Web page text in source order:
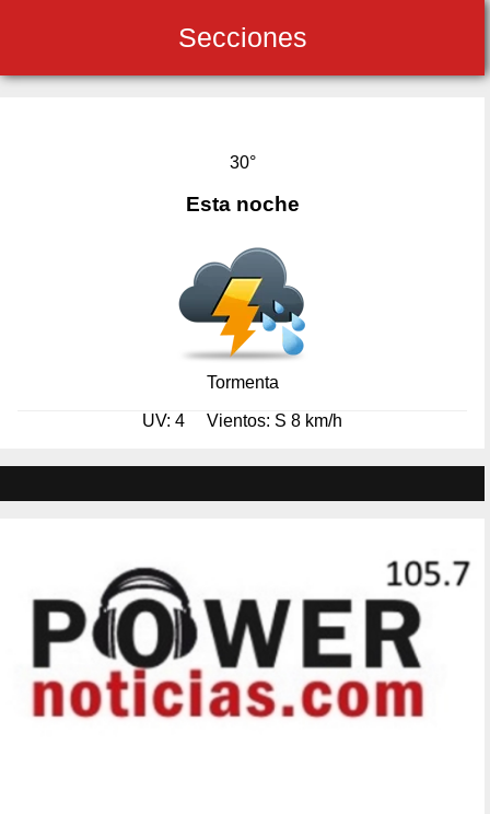
Secciones
30°
Esta noche
Tormenta
UV: 4 Vientos: S 8 km/h